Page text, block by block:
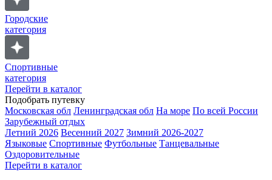
Городские
категория
Спортивные
категория
Перейти в каталог
Подобрать путевку
Московская обл Ленинградская обл На море По всей России
Зарубежный отдых
Летний 2026 Весенний 2027 Зимний 2026-2027
Языковые Спортивные Футбольные Танцевальные
Оздоровительные
Перейти в каталог